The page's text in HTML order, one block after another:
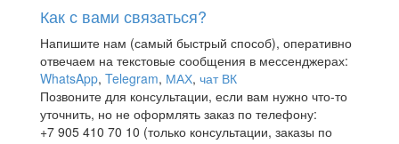
Как с вами связаться?
Напишите нам (самый быстрый способ), оперативно
отвечаем на текстовые сообщения в мессенджерах:
WhatsApp, Telegram, МАХ, чат ВК
Позвоните для консультации, если вам нужно что-то
уточнить, но не оформлять заказ по телефону:
+7 905 410 70 10 (только консультации, заказы по